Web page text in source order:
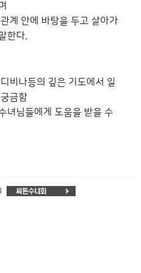
계 안에 바탕을 두고 살아가
한다.
비나등의 깊은 기도에서 일
금함
녀님들에게 도움을 받을 수